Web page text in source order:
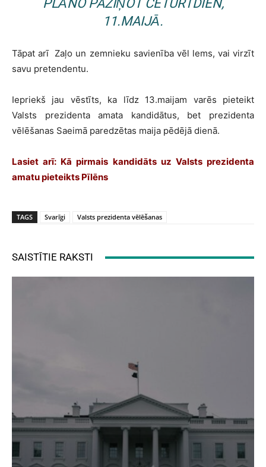
PLĀNO PAZIŅOT CETURTDIEN,
11.MAIJĀ.
Tāpat arī Zaļo un zemnieku savienība vēl lems, vai virzīt
savu pretendentu.
Iepriekš jau vēstīts, ka līdz 13.maijam varēs pieteikt
Valsts prezidenta amata kandidātus, bet prezidenta
vēlēšanas Saeimā paredzētas maija pēdējā dienā.
Lasiet arī: Kā pirmais kandidāts uz Valsts prezidenta
amatu pieteikts Pīlēns
TAGS Svarīgi Valsts prezidenta vēlēšanas
SAISTĪTIE RAKSTI